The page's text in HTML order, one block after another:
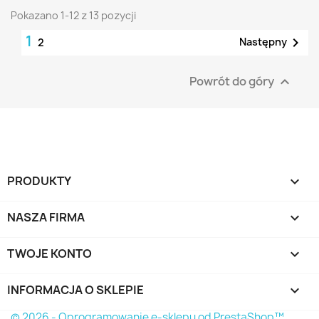
Pokazano 1-12 z 13 pozycji
1 2 Następny 
Powrót do góry 
PRODUKTY 
NASZA FIRMA 
TWOJE KONTO 
INFORMACJA O SKLEPIE keyboard_arrow_down